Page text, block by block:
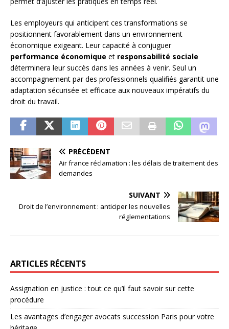
Les employeurs qui anticipent ces transformations se
positionnent favorablement dans un environnement
économique exigeant. Leur capacité à conjuguer
performance économique et responsabilité sociale
déterminera leur succès dans les années à venir. Seul un
accompagnement par des professionnels qualifiés garantit une
adaptation sécurisée et efficace aux nouveaux impératifs du
droit du travail.
PRÉCÉDENT
Air france réclamation : les délais de traitement des
demandes
SUIVANT
Droit de l’environnement : anticiper les nouvelles
réglementations
ARTICLES RÉCENTS
Assignation en justice : tout ce qu’il faut savoir sur cette
procédure
Les avantages d’engager avocats succession Paris pour votre